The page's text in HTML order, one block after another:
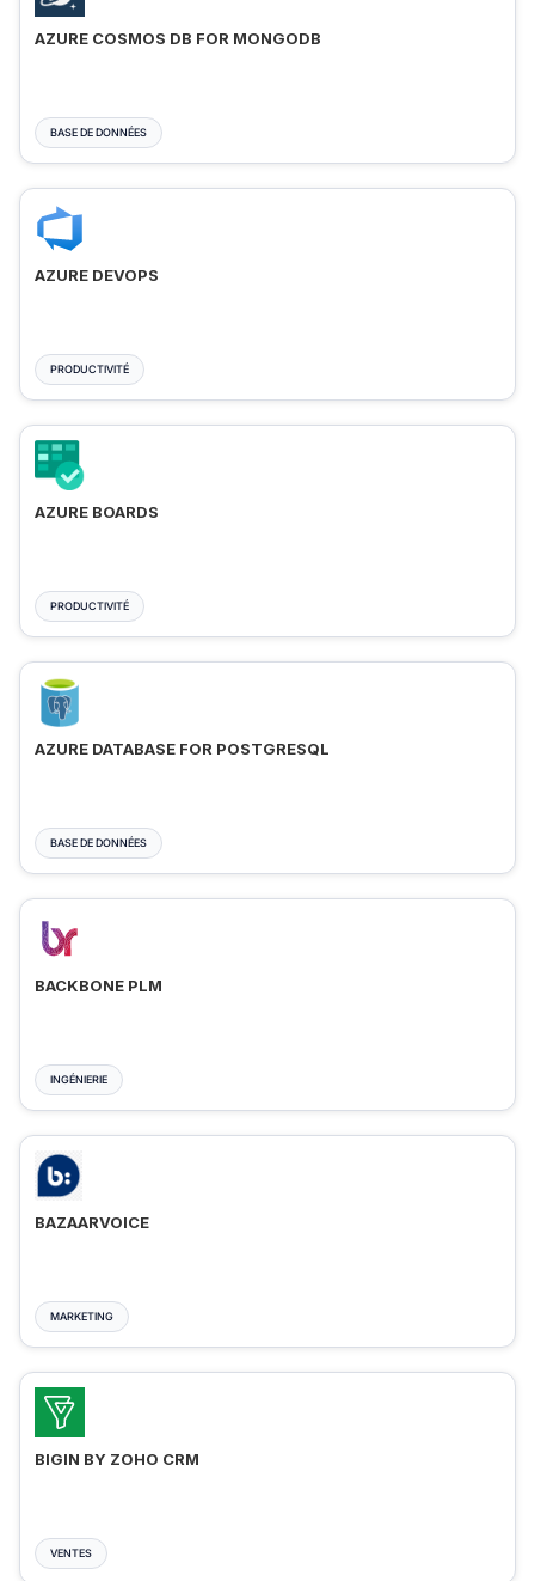
AZURE COSMOS DB FOR MONGODB
BASE DE DONNÉES
AZURE DEVOPS
PRODUCTIVITÉ
AZURE BOARDS
PRODUCTIVITÉ
AZURE DATABASE FOR POSTGRESQL
BASE DE DONNÉES
BACKBONE PLM
INGÉNIERIE
BAZAARVOICE
MARKETING
BIGIN BY ZOHO CRM
VENTES